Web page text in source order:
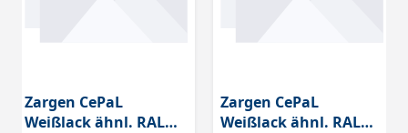
Zargen CePaL
Weißlack ähnl. RAL
Zargen CePaL
Weißlack ähnl. RAL